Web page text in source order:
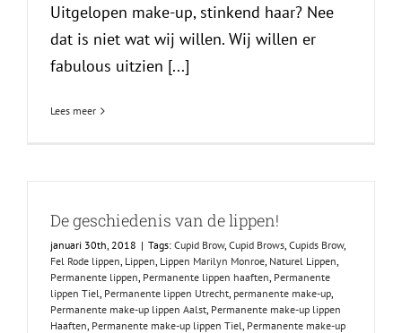
Uitgelopen make-up, stinkend haar? Nee
dat is niet wat wij willen. Wij willen er
fabulous uitzien [...]
Lees meer
De geschiedenis van de lippen!
januari 30th, 2018 | Tags: Cupid Brow, Cupid Brows Cupids Brow,
Fel Rode lippen Lippen Lippen Marilyn Monroe Naturel Lippen
Permanente lippen Permanente lippen haaften Permanente
lippen Tiel Permanente lippen Utrecht permanente make-up
Permanente make-up lippen Aalst Permanente make-up lippen
Haaften Permanente make-up lippen Tiel Permanente make-up